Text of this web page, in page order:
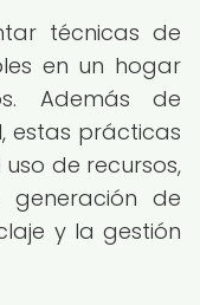
técnicas de
en un hogar
Además de
estas prácticas
de recursos,
de
y la gestión